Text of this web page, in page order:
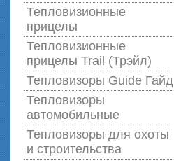
Тепловизионные
прицелы
Тепловизионные
прицелы Trail (Трэйл)
Тепловизоры Guide Гайд
Тепловизоры
автомобильные
Тепловизоры для охоты
и строительства